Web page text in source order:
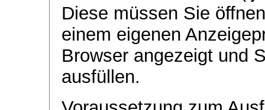
Diese müssen Sie
einem eigenen
Browser angezeigt und
ausfüllen.